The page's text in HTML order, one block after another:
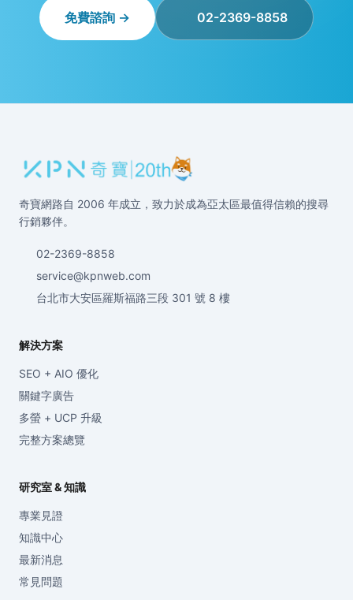
免費諮詢 → 02-2369-8858
奇寶網路自 2006 年成立，致力於成為亞太區最值得信賴的搜尋
行銷夥伴。
02-2369-8858
service@kpnweb.com
台北市大安區羅斯福路三段 301 號 8 樓
解決方案
SEO + AIO 優化
關鍵字廣告
多螢 + UCP 升級
完整方案總覽
研究室 & 知識
專業見證
知識中心
最新消息
常見問題